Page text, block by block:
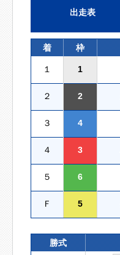
出走表
着 枠
１ 1
２ 2
３ 4
４ 3
５ 6
Ｆ 5
勝式